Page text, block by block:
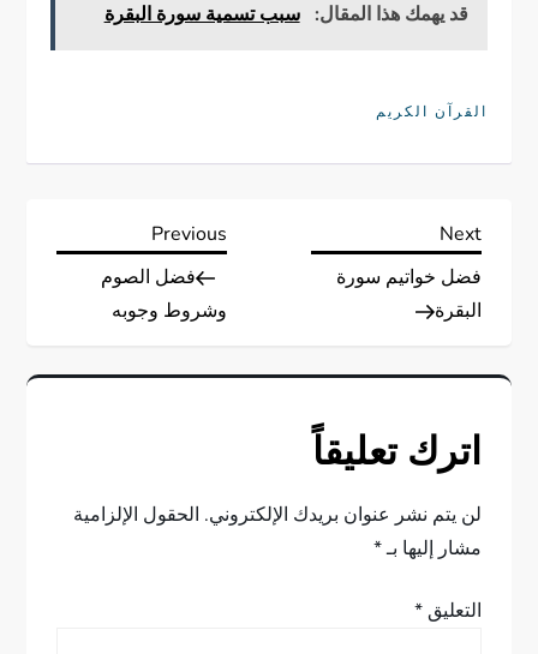
قد يهمك هذا المقال: سبب تسمية سورة البقرة
القرآن الكريم
ت
ص
ا
ل
Previous
Post
Previous
فضل الصوم
وشروط وجوبه
Next
Post
Next
فضل خواتيم سورة
البقرة
اترك تعليقاً
لن يتم نشر عنوان بريدك الإلكتروني. الحقول الإلزامية
مشار إليها بـ*
التعليق*